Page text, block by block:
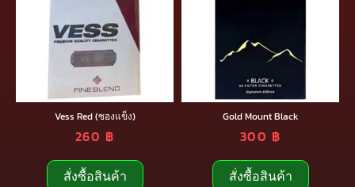
Vess Red (ซองแข็ง)
260 ฿
สั่งซื้อสินค้า
Gold Mount Black
300 ฿
สั่งซื้อสินค้า